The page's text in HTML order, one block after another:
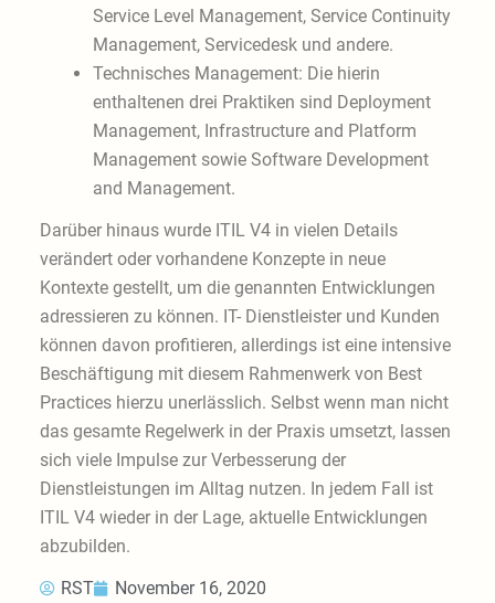
Service Level Management, Service Continuity
Management, Servicedesk und andere.
Technisches Management: Die hierin
enthaltenen drei Praktiken sind Deployment
Management, Infrastructure and Platform
Management sowie Software Development
and Management.
Darüber hinaus wurde ITIL V4 in vielen Details
verändert oder vorhandene Konzepte in neue
Kontexte gestellt, um die genannten Entwicklungen
adressieren zu können. IT- Dienstleister und Kunden
können davon profitieren, allerdings ist eine intensive
Beschäftigung mit diesem Rahmenwerk von Best
Practices hierzu unerlässlich. Selbst wenn man nicht
das gesamte Regelwerk in der Praxis umsetzt, lassen
sich viele Impulse zur Verbesserung der
Dienstleistungen im Alltag nutzen. In jedem Fall ist
ITIL V4 wieder in der Lage, aktuelle Entwicklungen
abzubilden.
RST
November 16, 2020